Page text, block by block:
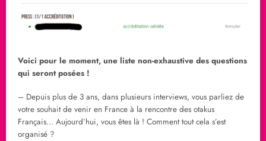
Voici pour le moment, une liste non-exhaustive des questions
qui seront posées !
– Depuis plus de 3 ans, dans plusieurs interviews, vous parliez de
votre souhait de venir en France à la rencontre des otakus
Français… Aujourd’hui, vous êtes là ! Comment tout cela s’est
organisé ?